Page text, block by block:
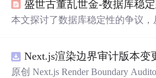
的试用期。
盛世古董乱世金-数据库稳
本文探讨了数据库稳定性的争议
与薪资水平之间的关系。
原创 Next.js Render Boundary